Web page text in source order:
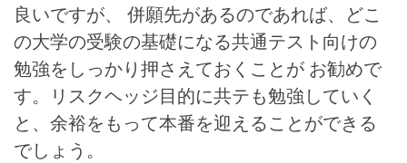
良いですが、 併願先があるのであれば、どこ
の大学の受験の基礎になる共通テスト向けの
勉強をしっかり押さえておくことが お勧めで
す。リスクヘッジ目的に共テも勉強していく
と、余裕をもって本番を迎えることができる
でしょう。